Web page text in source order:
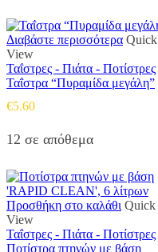
Διαβάστε περισσότερα Quick
View
Ταΐστρες - Πιάτα - Ποτίστρες
Ταΐστρα “Πυραμίδα μεγάλη”
€5.60
12 σε απόθεμα
Προσθήκη στο καλάθι Quick
View
Ταΐστρες - Πιάτα - Ποτίστρες
Ποτίστρα πτηνών με βάση